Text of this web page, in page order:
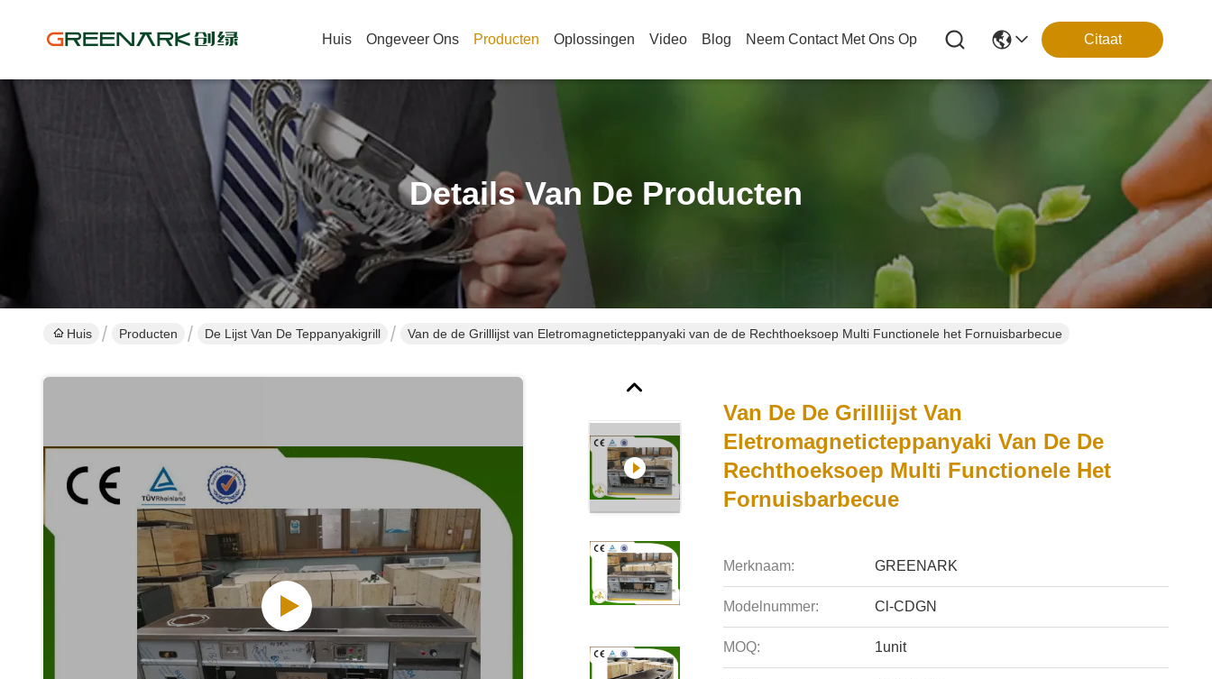
Huis Ongeveer Ons Producten Oplossingen Video Blog Neem Contact Met Ons Op Citaat
Details Van De Producten
Huis Producten De Lijst Van De Teppanyakigrill Van de de Grilllijst van Eletromagneticteppanyaki van de de Rechthoeksoep Multi Functionele het Fornuisbarbecue
Van De De Grilllijst Van
Eletromagneticteppanyaki Van De De
Rechthoeksoep Multi Functionele Het
Fornuisbarbecue
Merknaam: GREENARK
Modelnummer: Cl-CDGN
MOQ: 1unit